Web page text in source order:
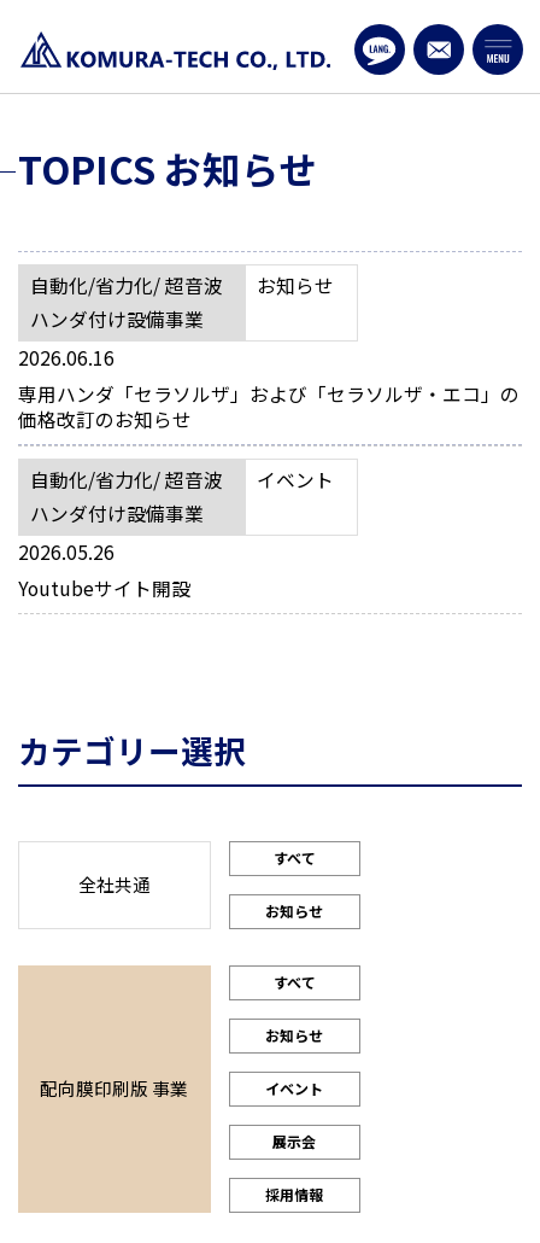
TOPICS お知らせ
自動化/省力化/ 超音波
ハンダ付け設備事業
お知らせ
2026.06.16
専用ハンダ「セラソルザ」および「セラソルザ・エコ」の
価格改訂のお知らせ
自動化/省力化/ 超音波
ハンダ付け設備事業
イベント
2026.05.26
Youtubeサイト開設
カテゴリー選択
全社共通
すべて
お知らせ
配向膜印刷版 事業
すべて
お知らせ
イベント
展示会
採用情報